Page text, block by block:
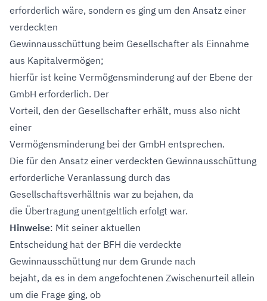
erforderlich wäre, sondern es ging um den Ansatz einer
verdeckten
Gewinnausschüttung beim Gesellschafter als Einnahme
aus Kapitalvermögen;
hierfür ist keine Vermögensminderung auf der Ebene der
GmbH erforderlich. Der
Vorteil, den der Gesellschafter erhält, muss also nicht
einer
Vermögensminderung bei der GmbH entsprechen.
Die für den Ansatz einer verdeckten Gewinnausschüttung
erforderliche Veranlassung durch das
Gesellschaftsverhältnis war zu bejahen, da
die Übertragung unentgeltlich erfolgt war.
Hinweise: Mit seiner aktuellen
Entscheidung hat der BFH die verdeckte
Gewinnausschüttung nur dem Grunde nach
bejaht, da es in dem angefochtenen Zwischenurteil allein
um die Frage ging, ob